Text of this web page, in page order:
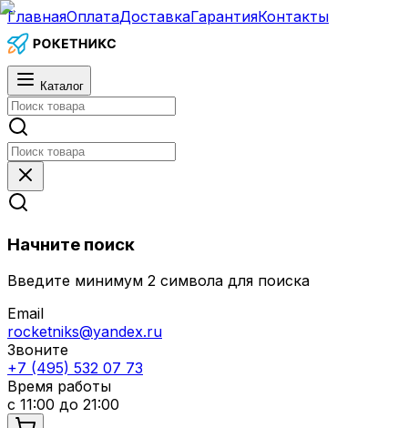
ГлавнаяОплатаДоставкаГарантияКонтакты
Каталог
Начните поиск
Введите минимум 2 символа для поиска
Email
rocketniks@yandex.ru
Звоните
+7 (495) 532 07 73
Время работы
с 11:00 до 21:00